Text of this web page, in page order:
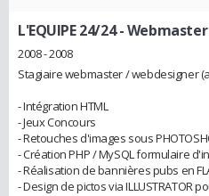
L'EQUIPE 24/24- Webmaster
2008 - 2008
Stagiaire webmaster / webdesigner
- Intégration HTML
- Jeux Concours
- Retouches d'images sous
- Création PHP / MySQL formulaire
- Réalisation de bannières pubs en
- Design de pictos via ILLUSTRATOR